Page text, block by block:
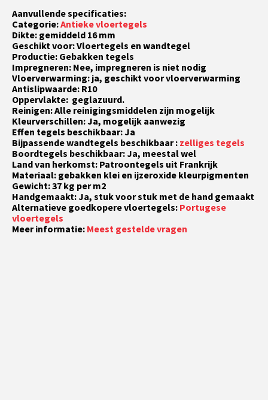
Aanvullende specificaties:
Categorie:Antieke vloertegels
Dikte: gemiddeld 16 mm
Geschikt voor: Vloertegels en wandtegel
Productie: Gebakken tegels
Impregneren: Nee, impregneren is niet nodig
Vloerverwarming: ja, geschikt voor vloerverwarming
Antislipwaarde: R10
Oppervlakte: geglazuurd.
Reinigen: Alle reinigingsmiddelen zijn mogelijk
Kleurverschillen: Ja, mogelijk aanwezig
Effen tegels beschikbaar: Ja
Bijpassende wandtegels beschikbaar : zelliges tegels
Boordtegels beschikbaar: Ja, meestal wel
Land van herkomst: Patroontegels uit Frankrijk
Materiaal: gebakken klei en ijzeroxide kleurpigmenten
Gewicht: 37 kg per m2
Handgemaakt: Ja, stuk voor stuk met de hand gemaakt
Alternatieve goedkopere vloertegels: Portugese
vloertegels
Meer informatie: Meest gestelde vragen